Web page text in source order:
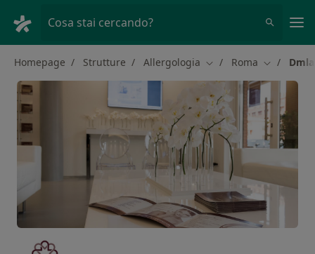
Cosa stai cercando?
Homepage Strutture Allergologia Cambia città
Roma Cambia